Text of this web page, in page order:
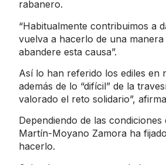
rabanero.
“Habitualmente contribuimos a
vuelva a hacerlo de una
abandere esta causa”.
Así lo han referido los ediles en
además de lo “difícil” de la
valorado el reto solidario”,
Dependiendo de las
Martín-Moyano Zamora ha
hacerlo.